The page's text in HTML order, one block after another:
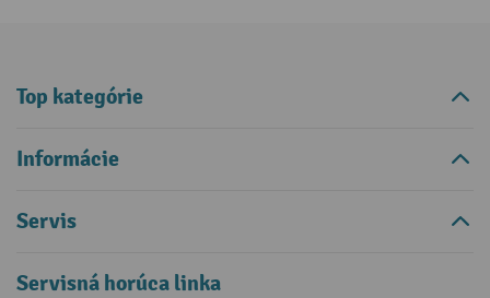
Top kategórie
Informácie
Servis
Servisná horúca linka